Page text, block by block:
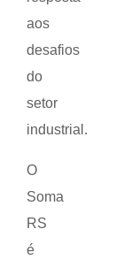
aos
desafios
do
setor
industrial.
O
Soma
RS
é